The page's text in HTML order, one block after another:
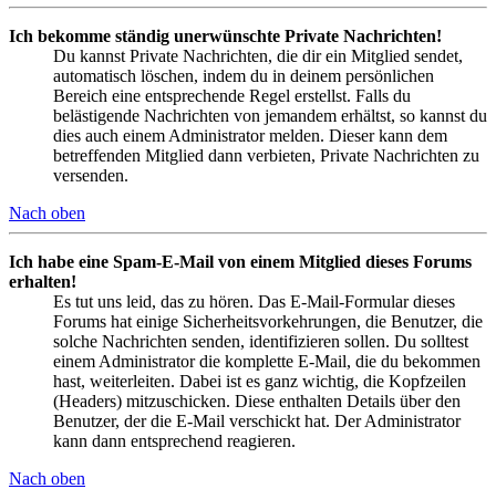
Ich bekomme ständig unerwünschte Private Nachrichten!
Du kannst Private Nachrichten, die dir ein Mitglied sendet,
automatisch löschen, indem du in deinem persönlichen
Bereich eine entsprechende Regel erstellst. Falls du
belästigende Nachrichten von jemandem erhältst, so kannst du
dies auch einem Administrator melden. Dieser kann dem
betreffenden Mitglied dann verbieten, Private Nachrichten zu
versenden.
Nach oben
Ich habe eine Spam-E-Mail von einem Mitglied dieses Forums
erhalten!
Es tut uns leid, das zu hören. Das E-Mail-Formular dieses
Forums hat einige Sicherheitsvorkehrungen, die Benutzer, die
solche Nachrichten senden, identifizieren sollen. Du solltest
einem Administrator die komplette E-Mail, die du bekommen
hast, weiterleiten. Dabei ist es ganz wichtig, die Kopfzeilen
(Headers) mitzuschicken. Diese enthalten Details über den
Benutzer, der die E-Mail verschickt hat. Der Administrator
kann dann entsprechend reagieren.
Nach oben